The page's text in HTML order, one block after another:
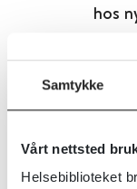
Samtykke
Vårt nettsted
Helsebiblioteket
hos
CSF